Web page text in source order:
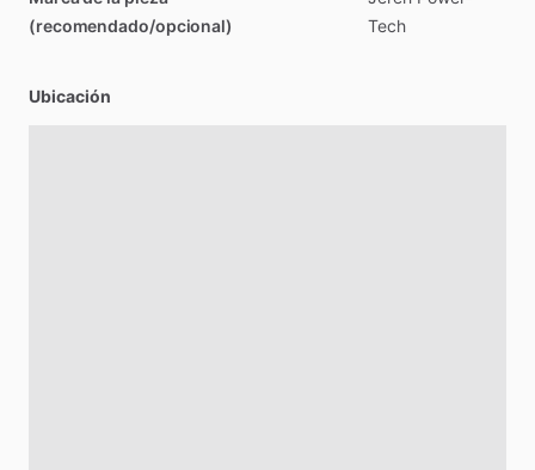
(recomendado/opcional)
Tech
Ubicación